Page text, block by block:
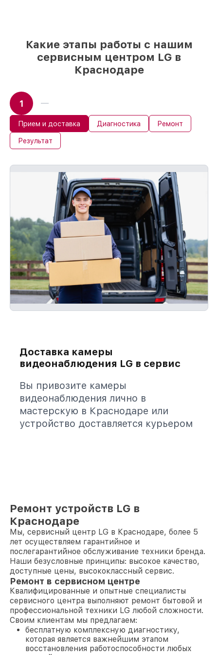
Какие этапы работы с нашим
сервисным центром LG в
Краснодаре
1
Прием и доставка Диагностика Ремонт
Результат
Доставка камеры
видеонаблюдения LG в сервис
Вы привозите камеры
видеонаблюдения лично в
мастерскую в Краснодаре или
устройство доставляется курьером
Ремонт устройств LG в
Краснодаре
Мы, сервисный центр LG в Краснодаре, более 5
лет осуществляем гарантийное и
послегарантийное обслуживание техники бренда.
Наши безусловные принципы: высокое качество,
доступные цены, высококлассный сервис.
Ремонт в сервисном центре
Квалифицированные и опытные специалисты
сервисного центра выполняют ремонт бытовой и
профессиональной техники LG любой сложности.
Своим клиентам мы предлагаем:
бесплатную комплексную диагностику,
которая является важнейшим этапом
восстановления работоспособности любых